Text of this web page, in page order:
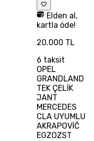
Elden al,
kartla öde!
20.000 TL
6 taksit
OPEL
GRANDLAND
TEK ÇELİK
JANT
MERCEDES
CLA UYUMLU
AKRAPOVİČ
EGZOZST